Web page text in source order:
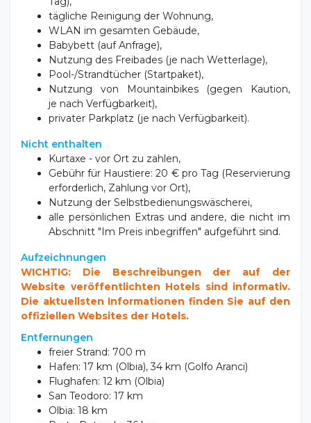
WLAN im gesamten Gebäude,
Babybett (auf Anfrage),
Nutzung des Freibades (je nach Wetterlage),
Pool-/Strandtücher (Startpaket),
Nutzung von Mountainbikes (gegen Kaution,
je nach Verfügbarkeit),
privater Parkplatz (je nach Verfügbarkeit).
Nicht enthalten
Gebühr für Haustiere: 20 € pro Tag (Reservierung
erforderlich, Zahlung vor Ort),
Nutzung der Selbstbedienungswäscherei,
alle persönlichen Extras und andere, die nicht im
Abschnitt "Im Preis inbegriffen" aufgeführt sind.
Aufzeichnungen
Website veröffentlichten Hotels sind informativ.
Die aktuellsten Informationen finden Sie auf den
offiziellen Websites der Hotels.
Entfernungen
Hafen: 17 km (Olbia), 34 km (Golfo Aranci)
Flughafen: 12 km (Olbia)
San Teodoro: 17 km
Olbia: 18 km
Porto Rotondo: 36 km
Costa Smeralda: 50 km